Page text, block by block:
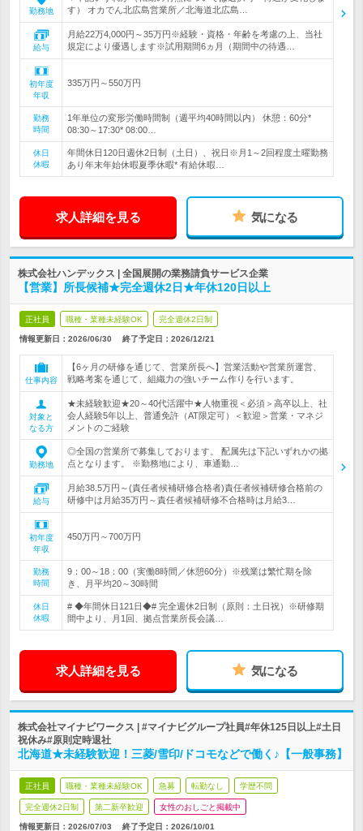
勤務地
す） オカでん北広島営業所／北海道北広島…
給与
月給22万4,000円～35万円※経験・資格・年齢を考慮の上、当社
規定により優遇します※試用期間6ヵ月（期間中の待遇…
初年度
年収
335万円～550万円
勤務
時間
1年単位の変形労働時間制（週平均40時間以内） 休憩：60分*
08:30～17:30* 08:00…
休日
休暇
年間休日120日週休2日制（土日）、祝日※月1～2回程度土曜勤務
あり年末年始休暇夏季休暇* 有給休暇…
求人詳細を見る 気になる
株式会社ハンデックス | 全国展開の業務請負サービス企業
【営業】所長候補★完全週休2日★年休120日以上
正社員 職種・業種未経験OK 完全週休2日制
情報更新日：2026/06/30 終了予定日： 2026/12/21
仕事内容
【6ヶ月の研修を通じて、営業所長へ】営業活動や営業所運営、
戦略考案を通じて、組織力の強いチーム作りを行います。
対象と
なる方
★未経験歓迎★20～40代活躍中★人物重視＜必須＞高卒以上、社
会人経験5年以上、普通免許（AT限定可）＜歓迎＞営業・マネジ
メントのご経験
勤務地
◎全国の営業所で募集しております。 配属先は下記いずれかの拠
点となります。 ※勤務地により、車通勤…
給与
月給38.5万円～(責任者候補研修合格者)責任者候補研修合格前の
研修中は月給35万円～責任者候補研修不合格時は月給3…
初年度
年収
450万円～700万円
勤務
時間
9：00～18：00（実働8時間／休憩60分）※残業は繁忙期を除
き、月平均20～30時間
休日
休暇
# ◆年間休日121日◆# 完全週休2日制（原則：土日祝）※研修期
間中より、月1回、拠点営業所長会議…
求人詳細を見る 気になる
株式会社マイナビワークス | #マイナビグループ社員#年休125日以上#土日
祝休み#原則定時退社
北海道★未経験歓迎！三菱/雪印/ドコモなどで働く♪【一般事務】
正社員 職種・業種未経験OK 急募 転勤なし 学歴不問
完全週休2日制 第二新卒歓迎 女性のおしごと掲載中
情報更新日：2026/07/03 終了予定日： 2026/10/01